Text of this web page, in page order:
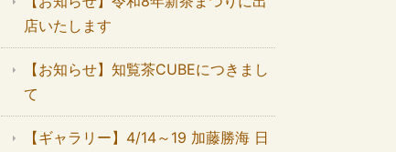
店いたします
【お知らせ】知覧茶CUBEにつきまし
て
【ギャラリー】4/14～19 加藤勝海 日